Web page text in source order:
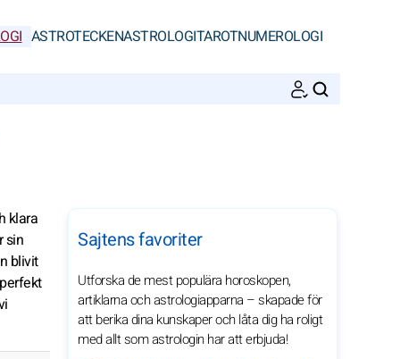
ASTROTECKENASTROLOGITAROTNUMEROLOGI
klara
sin
blivit
Sajtens favoriter
Utforska de mest populära horoskopen,
artiklarna och astrologiapparna – skapade för
att berika dina kunskaper och låta dig ha roligt
med allt som astrologin har att erbjuda!